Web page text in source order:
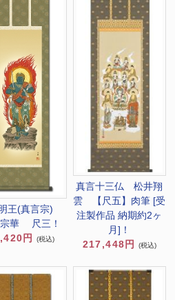
王(真言宗)
宗華 尺三！
円
(税込)
真言十三仏 松井翔
雲 【尺五】肉筆 [受
注製作品 納期約2ヶ
月]！
217,448円
(税込)